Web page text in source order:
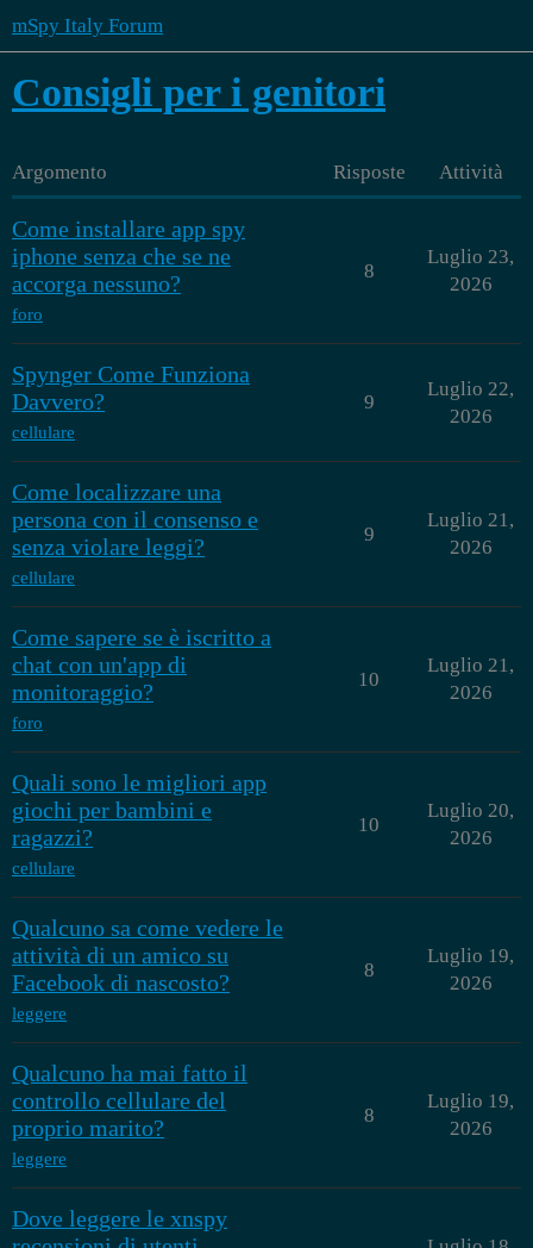
mSpy Italy Forum
Consigli per i genitori
Argomento Risposte Attività
Come installare app spy
iphone senza che se ne
accorga nessuno?
foro
8
Luglio 23,
2026
Spynger Come Funziona
Davvero?
cellulare
9
Luglio 22,
2026
Come localizzare una
persona con il consenso e
senza violare leggi?
cellulare
9
Luglio 21,
2026
Come sapere se è iscritto a
chat con un'app di
monitoraggio?
foro
10
Luglio 21,
2026
Quali sono le migliori app
giochi per bambini e
ragazzi?
cellulare
10
Luglio 20,
2026
Qualcuno sa come vedere le
attività di un amico su
Facebook di nascosto?
leggere
8
Luglio 19,
2026
Qualcuno ha mai fatto il
controllo cellulare del
proprio marito?
leggere
8
Luglio 19,
2026
Dove leggere le xnspy